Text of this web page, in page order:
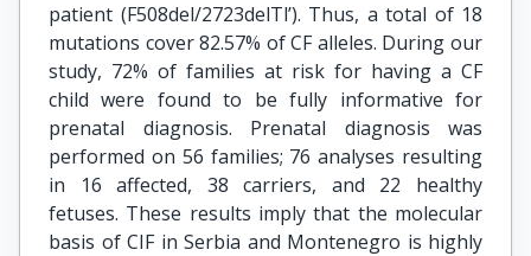
patient (F508del/2723delTl’). Thus, a total of 18
mutations cover 82.57% of CF alleles. During our
study, 72% of families at risk for having a CF
child were found to be fully informative for
prenatal diagnosis. Prenatal diagnosis was
performed on 56 families; 76 analyses resulting
in 16 affected, 38 carriers, and 22 healthy
fetuses. These results imply that the molecular
basis of CIF in Serbia and Montenegro is highly